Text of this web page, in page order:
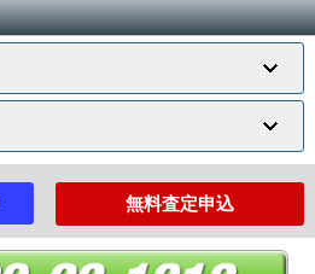
無料査定申込